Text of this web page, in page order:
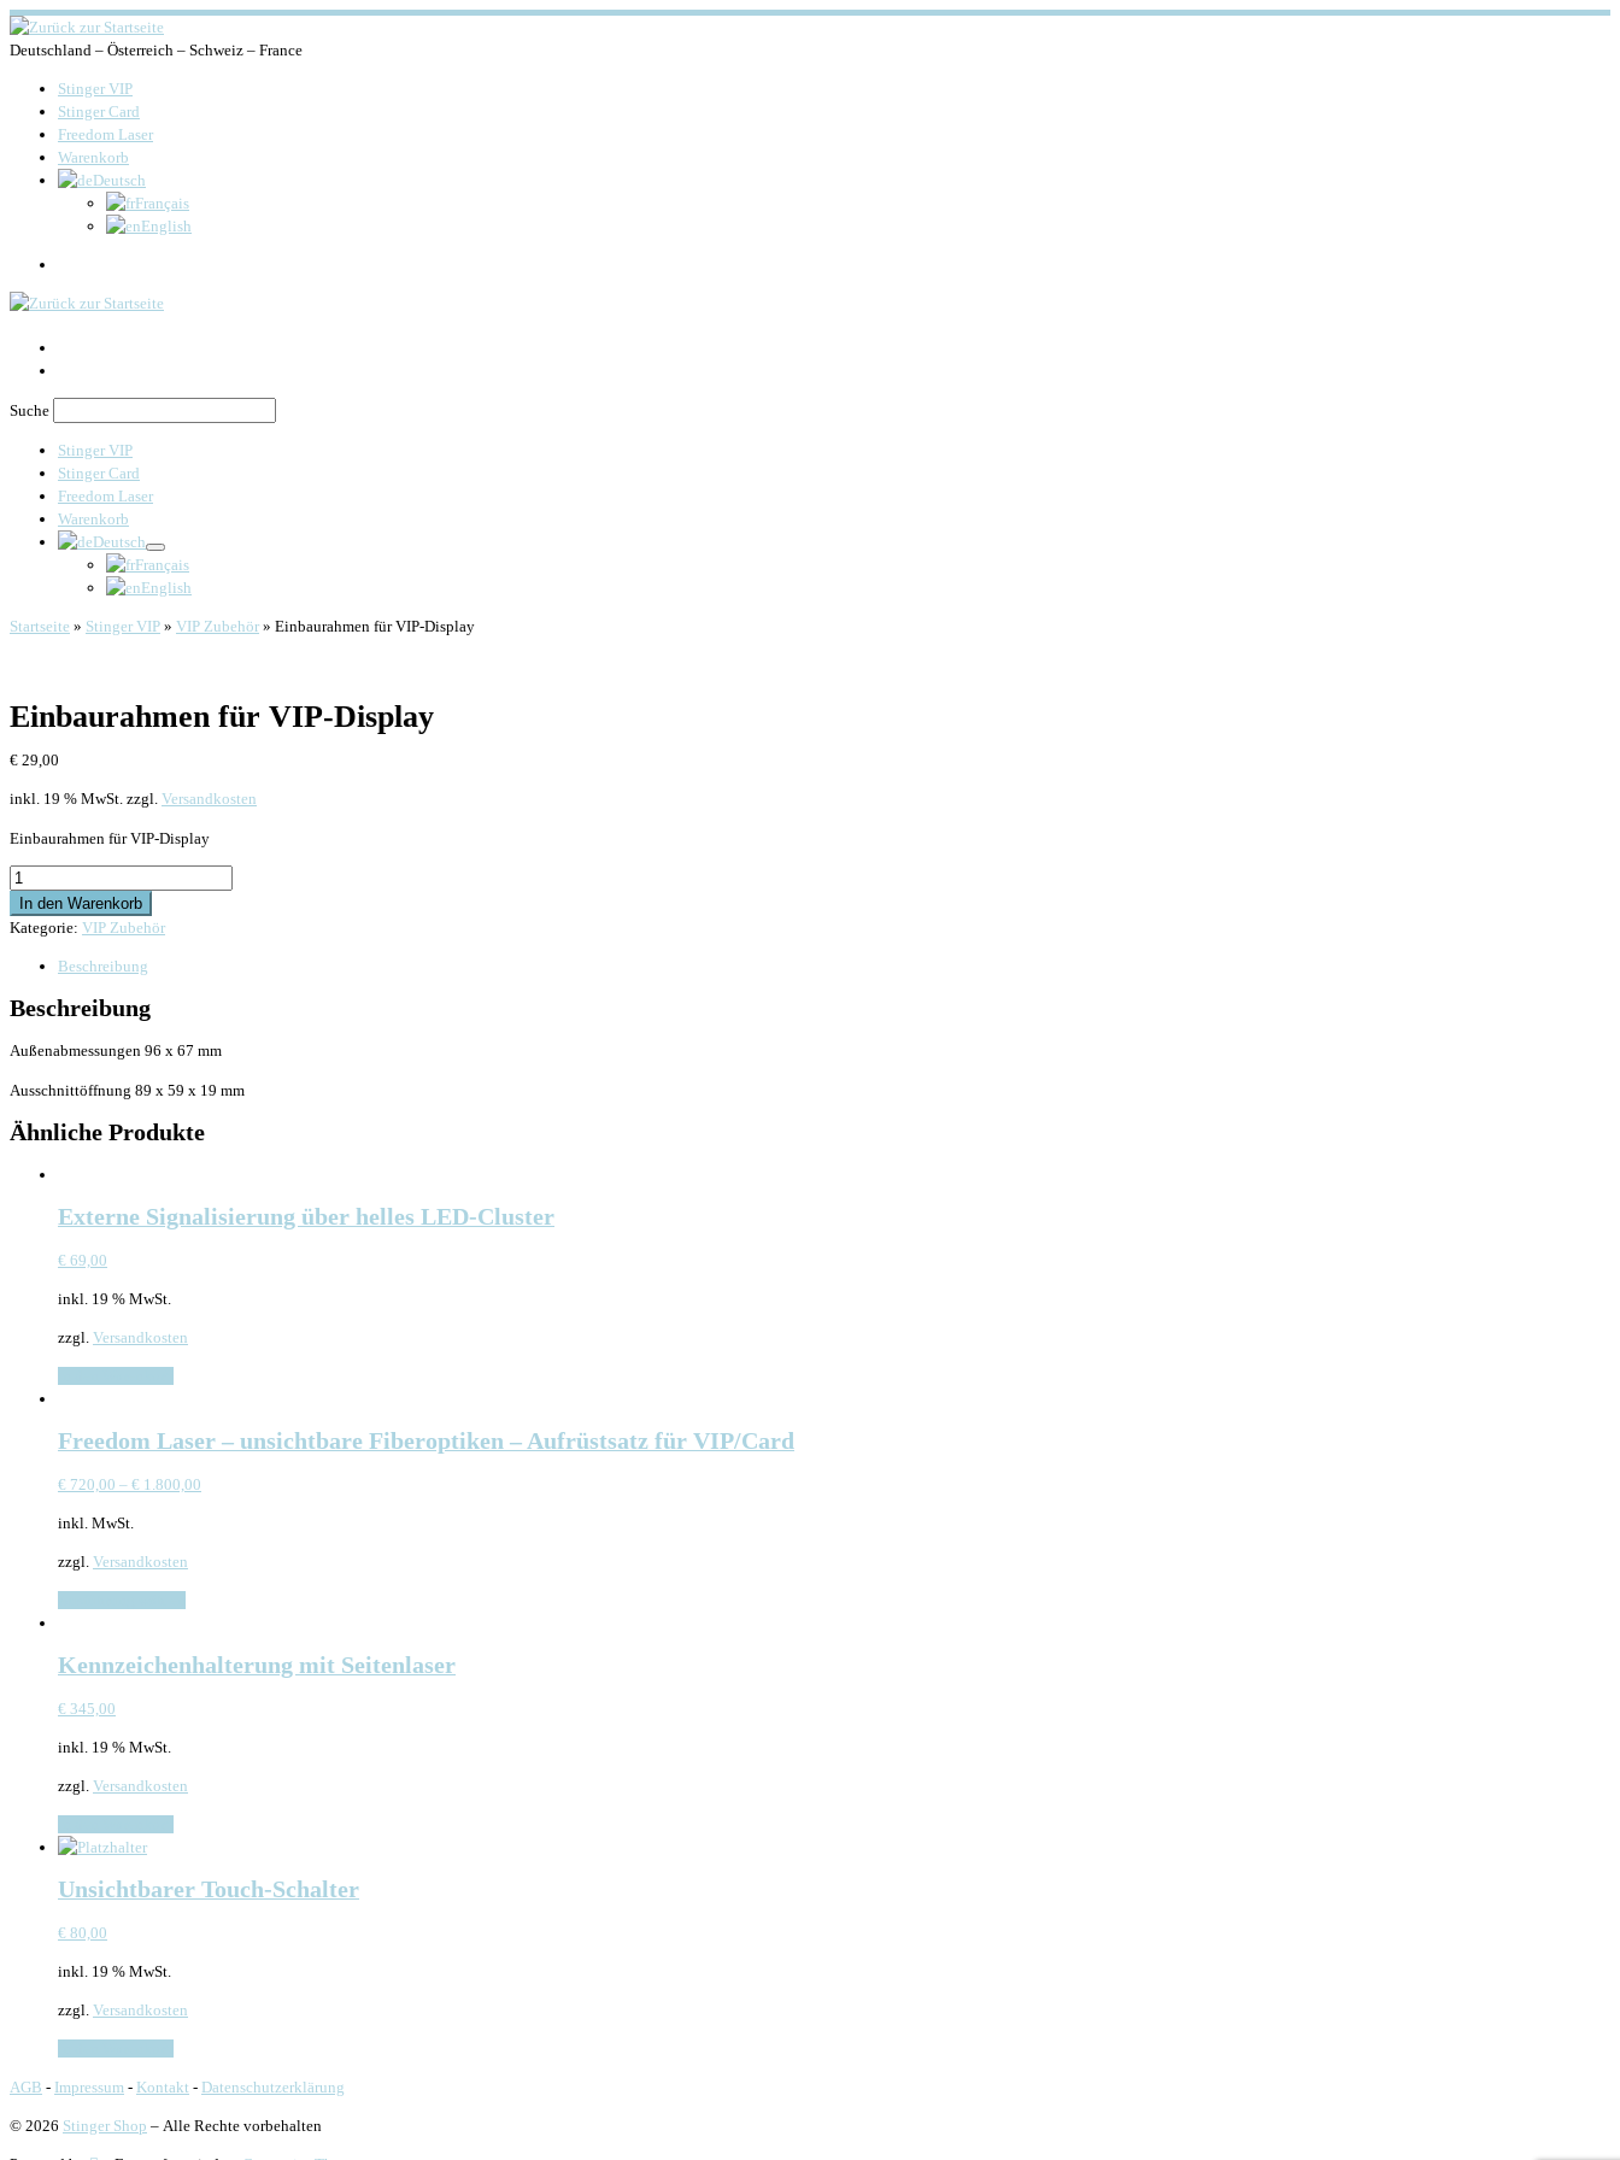
Deutschland – Österreich – Schweiz – France
Stinger VIP
Stinger Card
Freedom Laser
Warenkorb
Deutsch
Français
English
Suche
Stinger VIP
Stinger Card
Freedom Laser
Warenkorb
Deutsch
Français
English
Startseite » Stinger VIP » VIP Zubehör » Einbaurahmen für VIP-Display
Einbaurahmen für VIP-Display
€ 29,00
inkl. 19 % MwSt. zzgl. Versandkosten
Einbaurahmen für VIP-Display
Einbaurahmen
für
VIP-
Menge
In den Warenkorb
Kategorie: VIP Zubehör
Beschreibung
Beschreibung
Außenabmessungen 96 x 67 mm
Ausschnittöffnung 89 x 59 x 19 mm
Ähnliche Produkte
Externe Signalisierung über helles LED-Cluster
€ 69,00
inkl. 19 % MwSt.
zzgl. Versandkosten
Freedom Laser – unsichtbare Fiberoptiken – Aufrüstsatz für VIP/Card
€ 720,00 – € 1.800,00
inkl. MwSt.
zzgl. Versandkosten
Kennzeichenhalterung mit Seitenlaser
€ 345,00
inkl. 19 % MwSt.
zzgl. Versandkosten
Unsichtbarer Touch-Schalter
€ 80,00
inkl. 19 % MwSt.
zzgl. Versandkosten
AGB - Impressum - Kontakt - Datenschutzerklärung
© 2026 Stinger Shop – Alle Rechte vorbehalten